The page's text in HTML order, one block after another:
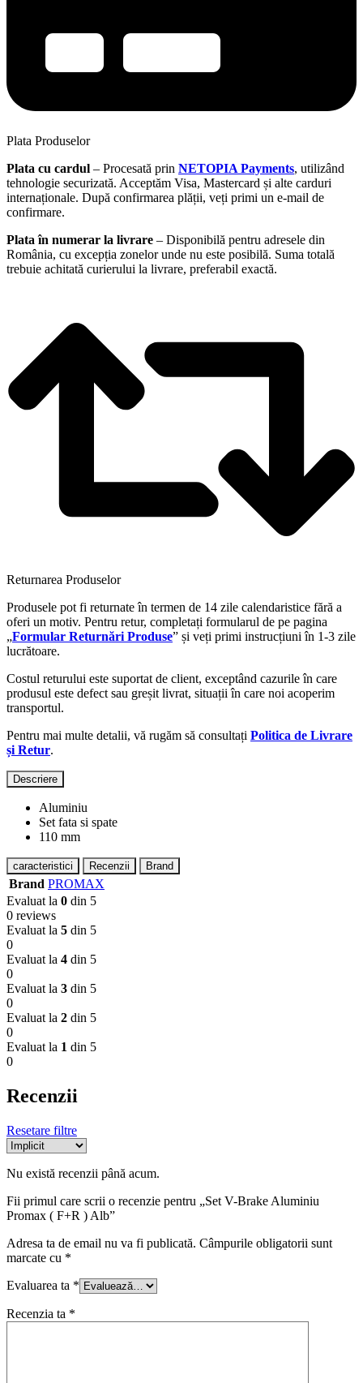
Plata Produselor
Plata cu cardul – Procesată prin NETOPIA Payments, utilizând
tehnologie securizată. Acceptăm Visa, Mastercard și alte carduri
internaționale. După confirmarea plății, veți primi un e-mail de
confirmare.
Plata în numerar la livrare – Disponibilă pentru adresele din
România, cu excepția zonelor unde nu este posibilă. Suma totală
trebuie achitată curierului la livrare, preferabil exactă.
Returnarea Produselor
Produsele pot fi returnate în termen de 14 zile calendaristice fără a
oferi un motiv. Pentru retur, completați formularul de pe pagina
„Formular Returnări Produse” și veți primi instrucțiuni în 1-3 zile
lucrătoare.
Costul returului este suportat de client, exceptând cazurile în care
produsul este defect sau greșit livrat, situații în care noi acoperim
transportul.
Pentru mai multe detalii, vă rugăm să consultați Politica de Livrare
și Retur.
Descriere
Aluminiu
Set fata si spate
110 mm
caracteristici Recenzii Brand
Brand PROMAX
Evaluat la 0 din 5
0 reviews
Evaluat la 5 din 5
0
Evaluat la 4 din 5
0
Evaluat la 3 din 5
0
Evaluat la 2 din 5
0
Evaluat la 1 din 5
0
Recenzii
Resetare filtre
Nu există recenzii până acum.
Fii primul care scrii o recenzie pentru „Set V-Brake Aluminiu
Promax ( F+R ) Alb”
Adresa ta de email nu va fi publicată. Câmpurile obligatorii sunt
marcate cu *
Evaluarea ta *
Recenzia ta *